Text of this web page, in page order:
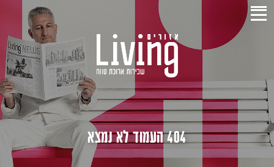
404 העמוד לא נמצא